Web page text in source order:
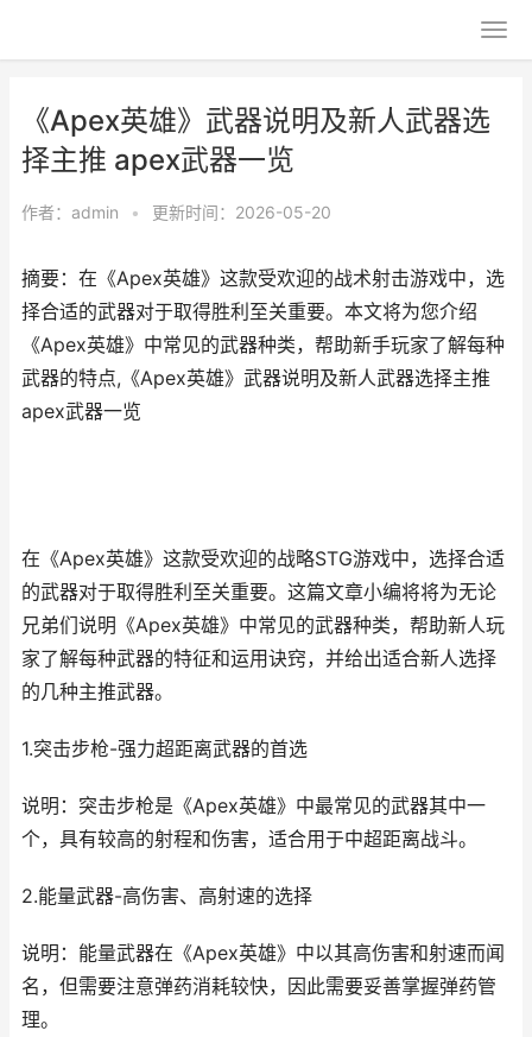
《Apex英雄》武器说明及新人武器选
择主推 apex武器一览
作者： admin • 更新时间：2026-05-20
摘要：在《Apex英雄》这款受欢迎的战术射击游戏中，选
择合适的武器对于取得胜利至关重要。本文将为您介绍
《Apex英雄》中常见的武器种类，帮助新手玩家了解每种
武器的特点,《Apex英雄》武器说明及新人武器选择主推
apex武器一览
在《Apex英雄》这款受欢迎的战略STG游戏中，选择合适
的武器对于取得胜利至关重要。这篇文章小编将将为无论
兄弟们说明《Apex英雄》中常见的武器种类，帮助新人玩
家了解每种武器的特征和运用诀窍，并给出适合新人选择
的几种主推武器。
1.突击步枪-强力超距离武器的首选
说明：突击步枪是《Apex英雄》中最常见的武器其中一
个，具有较高的射程和伤害，适合用于中超距离战斗。
2.能量武器-高伤害、高射速的选择
说明：能量武器在《Apex英雄》中以其高伤害和射速而闻
名，但需要注意弹药消耗较快，因此需要妥善掌握弹药管
理。